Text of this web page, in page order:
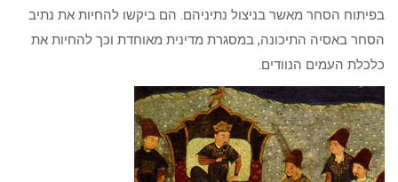
בפיתוח הסחר מאשר בניצול נתיניהם. הם ביקשו להחיות את נתיב
הסחר באסיה התיכונה, במסגרת מדינית מאוחדת וכך להחיות את
כלכלת העמים הנוודים.